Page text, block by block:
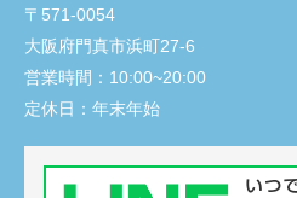
〒571-0054
大阪府門真市浜町27-6
営業時間： 10:00~20:00
定休日： 年末年始